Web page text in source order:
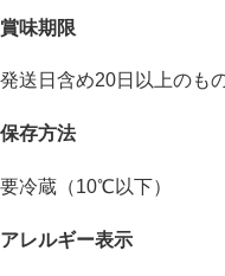
賞味期限
発送日含め20日以上のも
保存方法
要冷蔵（10℃以下）
アレルギー表示